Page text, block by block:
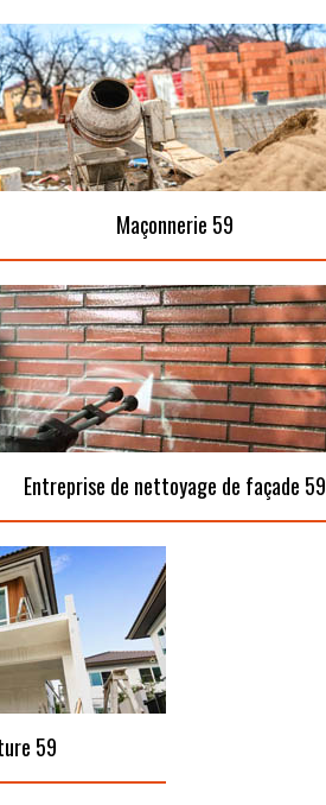
Maçonnerie 59
Entreprise de nettoyage de façade 59
59